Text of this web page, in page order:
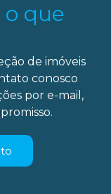
que
de imóveis
conosco
por e-mail,